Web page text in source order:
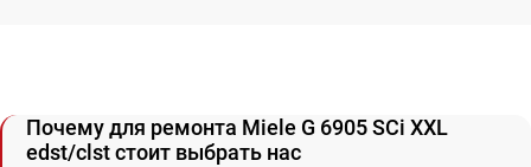
Почему для ремонта Miele G 6905 SCi XXL
edst/clst стоит выбрать нас